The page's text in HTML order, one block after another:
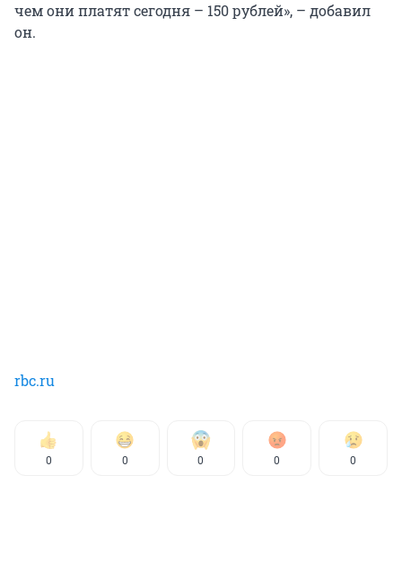
чем они платят сегодня – 150 рублей», – добавил
он.
rbc.ru
0 0 0 0 0